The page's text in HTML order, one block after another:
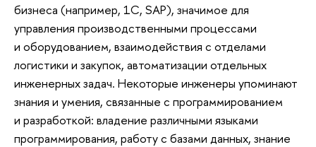
бизнеса (например, 1С, SAP), значимое для
управления производственными процессами
и оборудованием, взаимодействия с отделами
логистики и закупок, автоматизации отдельных
инженерных задач. Некоторые инженеры упоминают
знания и умения, связанные с программированием
и разработкой: владение различными языками
программирования, работу с базами данных, знание